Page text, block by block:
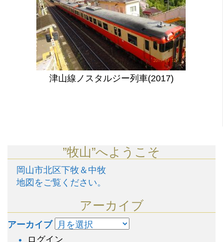
津山線ノスタルジー列車(2017)
”牧山”へようこそ
岡山市北区下牧＆中牧
地図をご覧ください。
アーカイブ
アーカイブ
ログイン